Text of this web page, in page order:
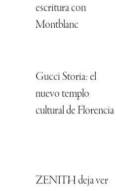
escritura con
Montblanc
Gucci Storia: el
nuevo templo
cultural de Florencia
ZENITH deja ver